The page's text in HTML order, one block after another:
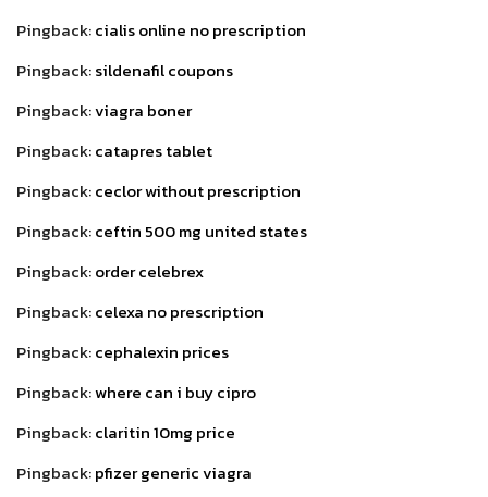
Pingback:cialis online no prescription
Pingback:sildenafil coupons
Pingback:viagra boner
Pingback:catapres tablet
Pingback:ceclor without prescription
Pingback:ceftin 500 mg united states
Pingback:order celebrex
Pingback:celexa no prescription
Pingback:cephalexin prices
Pingback:where can i buy cipro
Pingback:claritin 10mg price
Pingback:pfizer generic viagra